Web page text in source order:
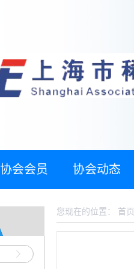
协会会员 协会动态
您现在的位置： 首页